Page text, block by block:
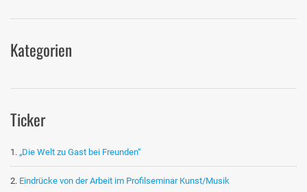
Kategorien
Ticker
„Die Welt zu Gast bei Freunden“
Eindrücke von der Arbeit im Profilseminar Kunst/Musik